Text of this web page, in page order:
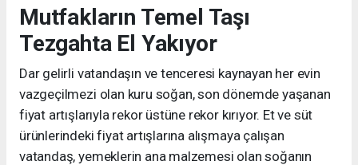
Mutfakların Temel Taşı
Tezgahta El Yakıyor
Dar gelirli vatandaşın ve tenceresi kaynayan her evin
vazgeçilmezi olan kuru soğan, son dönemde yaşanan
fiyat artışlarıyla rekor üstüne rekor kırıyor. Et ve süt
ürünlerindeki fiyat artışlarına alışmaya çalışan
vatandaş, yemeklerin ana malzemesi olan soğanın